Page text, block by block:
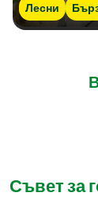
Лесни
Съвет за